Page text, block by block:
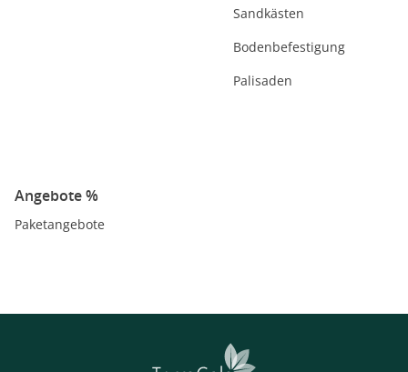
Sandkästen
Bodenbefestigung
Palisaden
Angebote %
Paketangebote